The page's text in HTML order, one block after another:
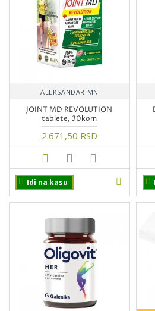
ALEKSANDAR MN
JOINT MD REVOLUTION
tablete, 30kom
2.671,50 RSD
Idi na kasu